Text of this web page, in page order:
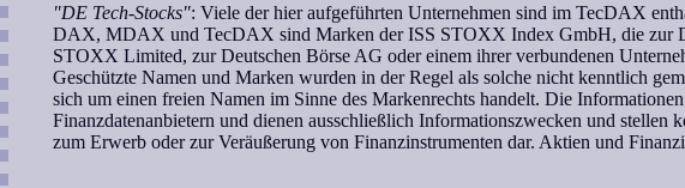
"DE Tech-Stocks": Viele der hier aufgeführten Unternehmen sind im TecDAX
DAX, MDAX und TecDAX sind Marken der ISS STOXX Index GmbH, die zur
STOXX Limited, zur Deutschen Börse AG oder einem ihrer verbundenen
Geschützte Namen und Marken wurden in der Regel als solche nicht kenntlich
sich um einen freien Namen im Sinne des Markenrechts handelt. Die
Finanzdatenanbietern und dienen ausschließlich Informationszwecken und
zum Erwerb oder zur Veräußerung von Finanzinstrumenten dar. Aktien und